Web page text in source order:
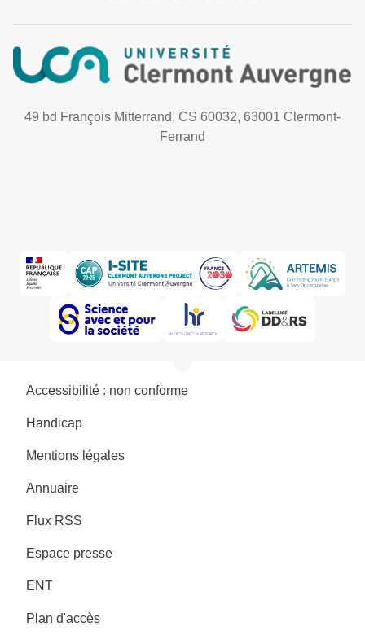
49 bd François Mitterrand, CS 60032, 63001 Clermont-
Ferrand
Accessibilité : non conforme
Handicap
Mentions légales
Annuaire
Flux RSS
Espace presse
ENT
Plan d'accès